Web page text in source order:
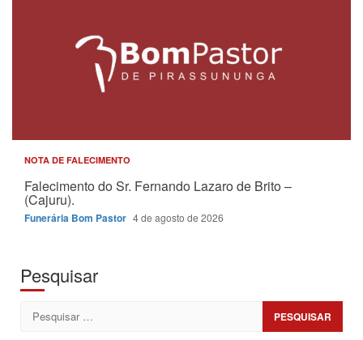
NOTA DE FALECIMENTO
Falecimento do Sr. Fernando Lazaro de Brito –
(Cajuru).
Funerária Bom Pastor 4 de agosto de 2026
Pesquisar
Pesquisar